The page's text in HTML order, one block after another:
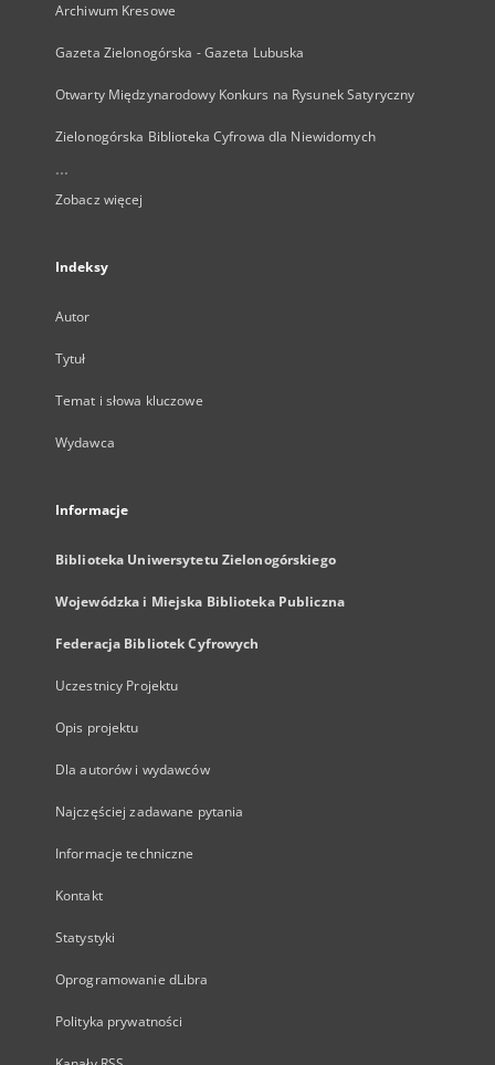
Archiwum Kresowe
Gazeta Zielonogórska - Gazeta Lubuska
Otwarty Międzynarodowy Konkurs na Rysunek Satyryczny
Zielonogórska Biblioteka Cyfrowa dla Niewidomych
...
Zobacz więcej
Indeksy
Autor
Tytuł
Temat i słowa kluczowe
Wydawca
Informacje
Biblioteka Uniwersytetu Zielonogórskiego
Wojewódzka i Miejska Biblioteka Publiczna
Federacja Bibliotek Cyfrowych
Uczestnicy Projektu
Opis projektu
Dla autorów i wydawców
Najczęściej zadawane pytania
Informacje techniczne
Kontakt
Statystyki
Oprogramowanie dLibra
Polityka prywatności